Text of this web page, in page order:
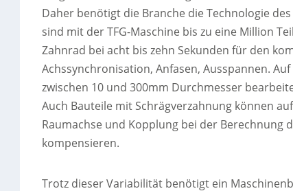
Daher benötigt die Branche die Technologie
sind mit der TFG-Maschine bis zu eine Million
Zahnrad bei acht bis zehn Sekunden für den
Achssynchronisation, Anfasen, Ausspannen.
zwischen 10 und 300mm Durchmesser
Auch Bauteile mit Schrägverzahnung können
Raumachse und Kopplung bei der Berechnung
kompensieren.
Trotz dieser Variabilität benötigt ein